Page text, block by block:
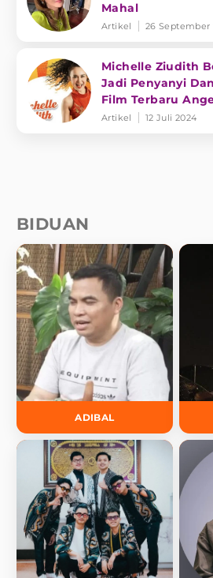
Mahal
Artikel 26 September
Michelle Ziudith
Jadi Penyanyi
Film Terbaru
Artikel 12 Juli 2024
BIDUAN
ADIBAL